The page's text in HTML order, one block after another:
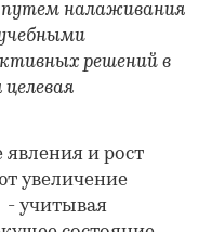
путем налаживания
решений в
и рост
увеличение
- учитывая